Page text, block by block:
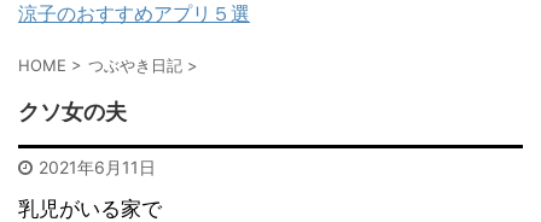
涼子のおすすめアプリ５選
HOME > つぶやき日記 >
クソ女の夫
2021年6月11日
乳児がいる家で